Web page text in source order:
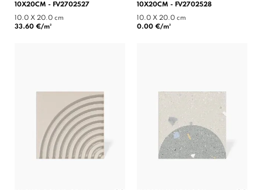
0X20CM - FV2702527
10.0 X 20.0 cm
33.60 €/m²
10X20CM - FV2702528
10.0 X 20.0 cm
0.00 €/m²